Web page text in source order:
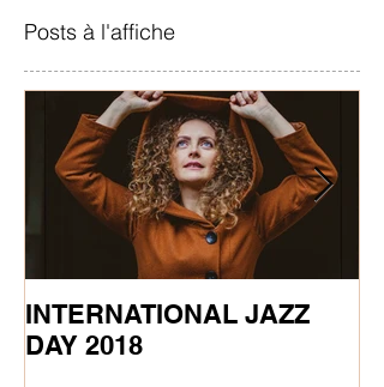
Posts à l'affiche
INTERNATIONAL JAZZ
DAY 2018